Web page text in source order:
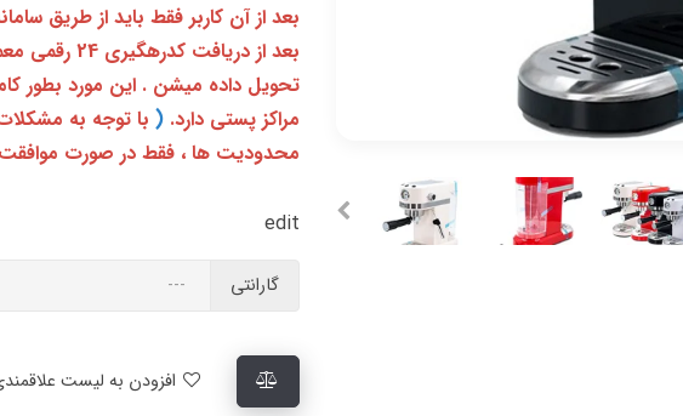
تحویل داده میشن . این مورد بطور
مراکز پستی دارد. ( با توجه به
محدودیت ها ، فقط در صورت
edit
گارانتی